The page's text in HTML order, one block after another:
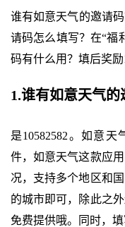
谁有如意天气的邀请
请码怎么填写？在“福
码有什么用？填后奖励
1.谁有如意天气的
是10582582。如意
件，如意天气这款应
况，支持多个地区和
的城市即可，除此之
免费提供哦。同时，